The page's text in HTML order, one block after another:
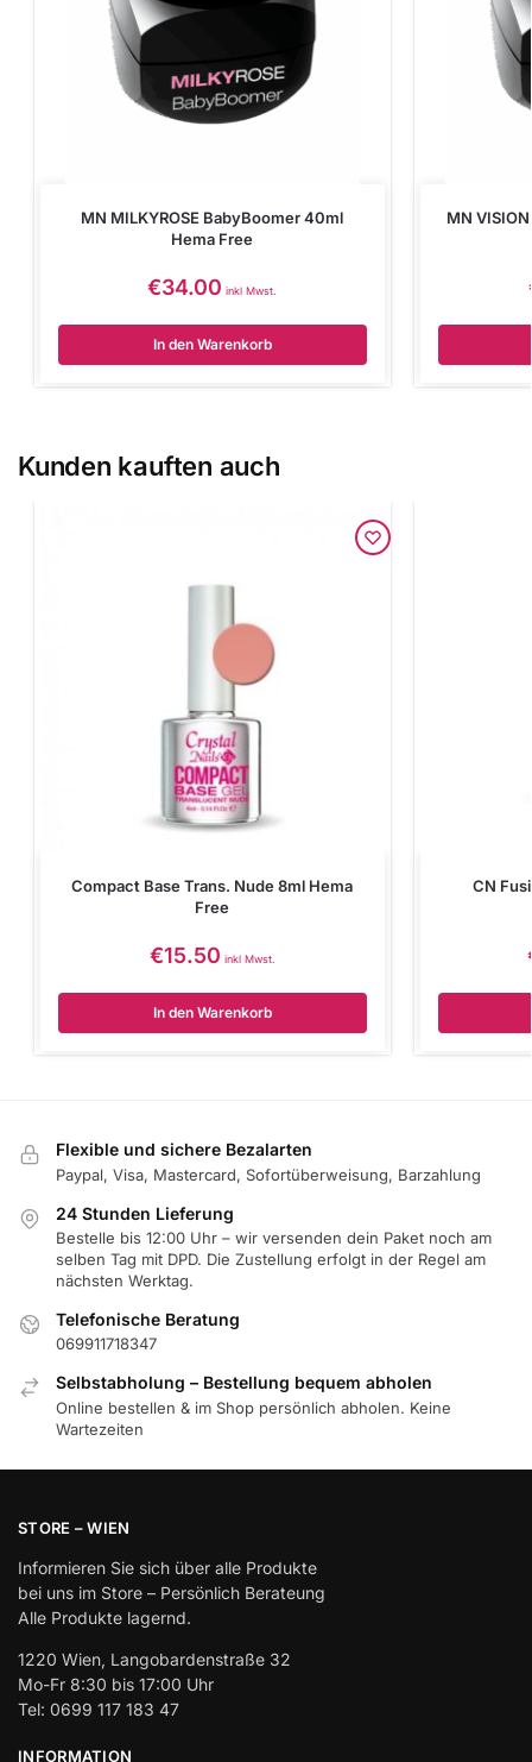
MN MILKYROSE BabyBoomer 40ml
Hema Free
€34.00 inkl Mwst.
In den Warenkorb
MN
Kunden kauften auch
Compact Base Trans. Nude 8ml Hema
Free
€15.50 inkl Mwst.
In den Warenkorb
CN
Flexible und sichere Bezalarten
Paypal, Visa, Mastercard, Sofortüberweisung, Barzahlung
24 Stunden Lieferung
Bestelle bis 12:00 Uhr – wir versenden dein Paket noch am
selben Tag mit DPD. Die Zustellung erfolgt in der Regel am
nächsten Werktag.
Telefonische Beratung
069911718347
Selbstabholung – Bestellung bequem abholen
Online bestellen & im Shop persönlich abholen. Keine
Wartezeiten
STORE – WIEN
Informieren Sie sich über alle Produkte
bei uns im Store – Persönlich Berateung
Alle Produkte lagernd.
1220 Wien, Langobardenstraße 32
Mo-Fr 8:30 bis 17:00 Uhr
Tel: 0699 117 183 47
INFORMATION